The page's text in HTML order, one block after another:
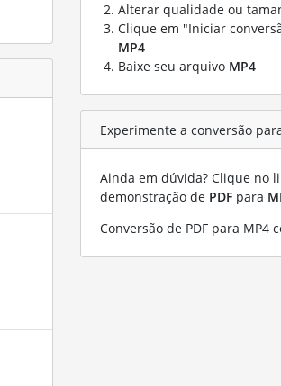
Alterar qualidade ou
Clique em "Iniciar
MP4
Baixe seu arquivo MP4
Experimente a conversão
Ainda em dúvida? Clique no
demonstração de PDF para
Conversão de PDF para MP4